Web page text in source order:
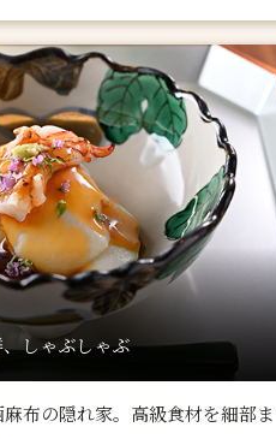
しゃぶしゃぶ
布の隠れ家。高級食材を細部